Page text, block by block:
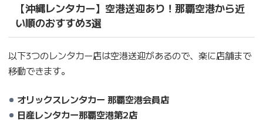
【沖縄レンタカー】空港送迎あり！那覇空港から近
い順のおすすめ3選
以下3つのレンタカー店は空港送迎があるので、楽に店舗まで
移動できます。
オリックスレンタカー 那覇空港会員店
日産レンタカー那覇空港第2店